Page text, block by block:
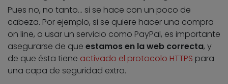
Pues no, no tanto… si se hace con un poco de
cabeza. Por ejemplo, si se quiere hacer una compra
on line, o usar un servicio como PayPal, es importante
asegurarse de que estamos en la web correcta, y
de que ésta tiene activado el protocolo HTTPS para
una capa de seguridad extra.